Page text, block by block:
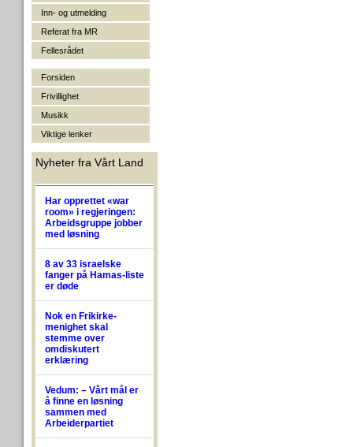
Inn- og utmelding
Referat fra MR
Fellesrådet
Forsiden
Frivillighet
Musikk
Viktige lenker
Nyheter fra Vårt Land
Har opprettet «war
room» i regjeringen:
Arbeidsgruppe jobber
med løsning
8 av 33 israelske
fanger på Hamas-liste
er døde
Nok en Frikirke-
menighet skal
stemme over
omdiskutert
erklæring
Vedum: – Vårt mål er
å finne en løsning
sammen med
Arbeiderpartiet